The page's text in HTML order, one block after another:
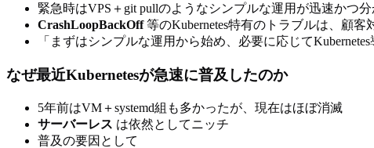
緊急時はVPS＋git pullのようなシンプルな運用が迅速かつ
CrashLoopBackOff等のKubernetes特有のトラブルは、顧客
「まずはシンプルな運用から始め、必要に応じて
なぜ最近Kubernetesが急速に普及したのか
5年前はVM＋systemd組も多かったが、現在はほぼ消滅
サーバーレス は依然としてニッチ
普及の要因として